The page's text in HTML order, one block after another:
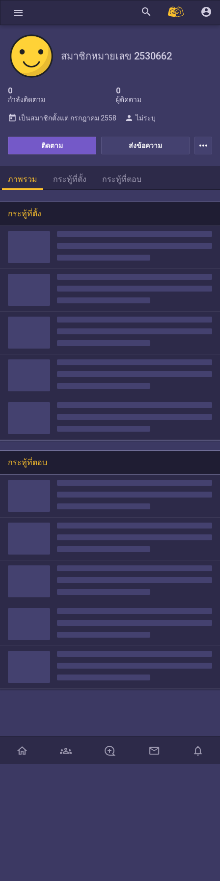
menu search account_circle
สมาชิกหมายเลข 2530662
0
กำลังติดตาม
0
ผู้ติดตาม
ส่งข้อความ
ติดตาม
today เป็นสมาชิกตั้งแต่ กรกฎาคม 2558 person ไม่ระบุ
more_horiz
ภาพรวม กระทู้ที่ตั้ง กระทู้ที่ตอบ
กระทู้ที่ตั้ง
กระทู้ที่ตอบ